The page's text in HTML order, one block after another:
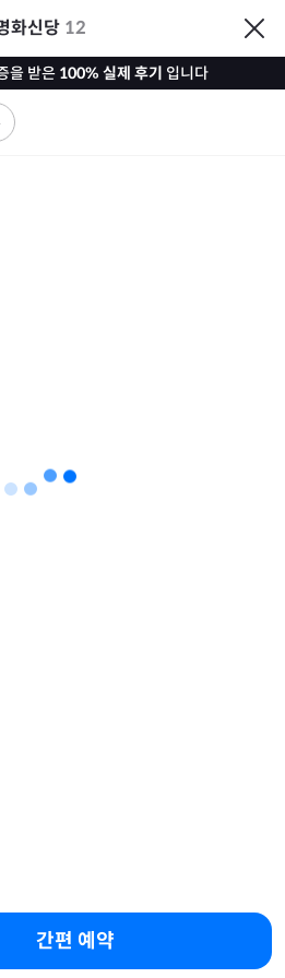
화신당 12
을 받은 100% 실제 후기 입니다
간편 예약